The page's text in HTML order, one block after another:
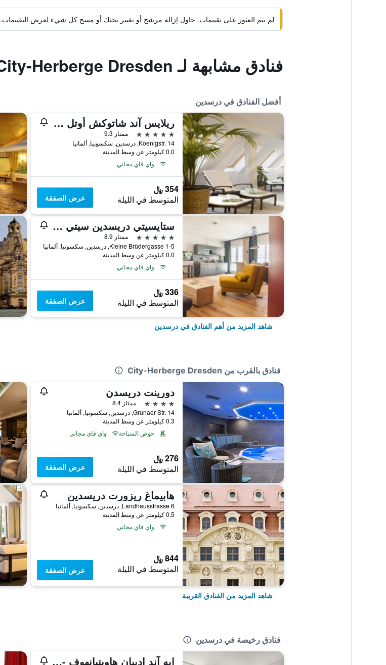
لم يتم العثور على تقييمات. حاول إزالة مرشح أو تغيير بحثك أو مسح كل شيء لعرض التقييمات.
فنادق مشابهة لـ City-Herberge Dresden
أفضل الفنادق في درسدين
ريلايس آند شاتوكش أوتل بيلو باليه
5 نجوم
ممتاز 9.3
Koenigstr. 14, درسدين, سكسونيا, ألمانيا
0.0 كيلومتر عن وسط المدينة
واي فاي مجاني
354 ﷼
المتوسط في الليلة عرض الصفقة
ستايسيتي دريسدين سيتي سنتر
5 نجوم
ممتاز 8.9
Kleine Brüdergasse 1-5, درسدين, سكسونيا, ألمانيا
0.0 كيلومتر عن وسط المدينة
واي فاي مجاني
336 ﷼
المتوسط في الليلة عرض الصفقة
شاهد المزيد من أهم الفنادق في درسدين
فنادق بالقرب من City-Herberge Dresden
دورينت دريسدن
4 نجوم
ممتاز 8.4
Grunaer Str. 14, درسدين, سكسونيا, ألمانيا
0.3 كيلومتر عن وسط المدينة
حوض السباحة
واي فاي مجاني
276 ﷼
المتوسط في الليلة عرض الصفقة
هابيماغ ريزورت دريسدين
Landhausstrasse 6, درسدين, سكسونيا, ألمانيا
0.5 كيلومتر عن وسط المدينة
واي فاي مجاني
844 ﷼
المتوسط في الليلة عرض الصفقة
شاهد المزيد من الفنادق القريبة
فنادق رخيصة في درسدين
إيه آند ادييان هاوبتبانهوف - هوستل